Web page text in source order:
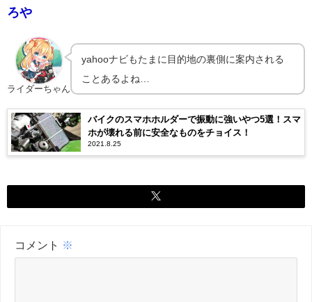
ろや
ライダーちゃん
yahooナビもたまに目的地の裏側に案内される
ことあるよね…
バイクのスマホホルダーで振動に強いやつ5選！スマ
ホが壊れる前に安全なものをチョイス！
2021.8.25
コメント ※